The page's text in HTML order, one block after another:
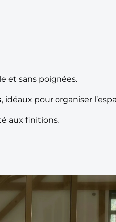
et sans poignées.
, idéaux pour organiser
aux finitions.